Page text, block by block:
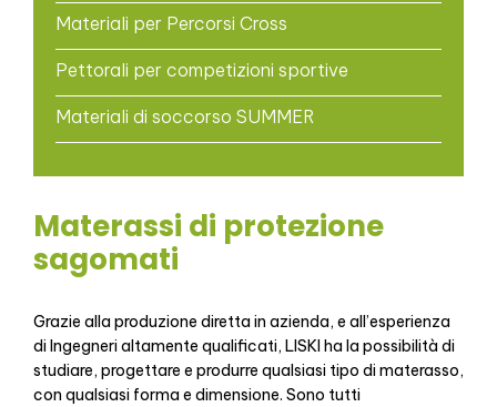
Materiali per Percorsi Cross
Pettorali per competizioni sportive
Materiali di soccorso SUMMER
Materassi di protezione
sagomati
Grazie alla produzione diretta in azienda, e all’esperienza
di Ingegneri altamente qualificati, LISKI ha la possibilità di
studiare, progettare e produrre qualsiasi tipo di materasso,
con qualsiasi forma e dimensione. Sono tutti